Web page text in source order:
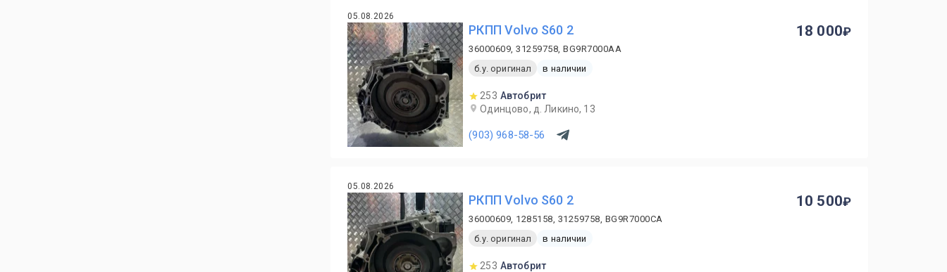
05.08.2026
PКПП Volvo S60 2
36000609, 31259758, BG9R7000AA
б.у. оригинал
в наличии
253 Автобрит
Одинцово, д. Ликино, 13
(903) 968-58-56
18 000
05.08.2026
PКПП Volvo S60 2
36000609, 1285158, 31259758, BG9R7000CA
б.у. оригинал
в наличии
253 Автобрит
10 500